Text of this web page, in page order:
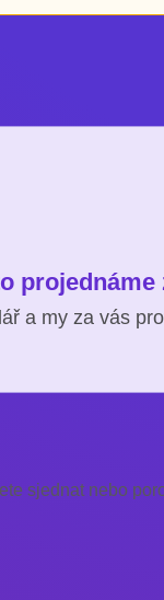
projednáme
a my za vás
sjednat nebo